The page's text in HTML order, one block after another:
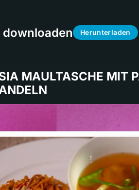
downloaden Herunterladen
MAULTASCHE MIT